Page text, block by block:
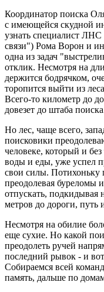
Координатор поиска
с имеющейся скудной
узнать специалист
связи") Рома Ворон и
одна из задач
отклик. Несмотря на
держится бодрячком,
торопится выйти из
Всего-то километр до
довезет до штаба
Но лес, чаще всего,
поисковики
человеке, который и
воды и еды, уже успел
свои силы. Потихоньку
преодолевая буреломы
отпускать, подкидывая
метров до дороги, путь
Несмотря на обилие
еще сухие. Но какой
преодолеть ручей
последний рывок - и
Собираемся всей
память, дальше по